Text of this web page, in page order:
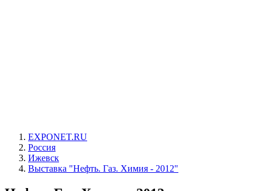
EXPONET.RU
Россия
Ижевск
Выставка "Нефть. Газ. Химия - 2012"